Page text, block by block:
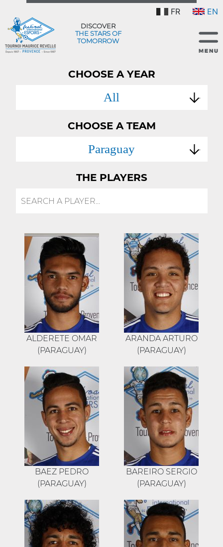
FR EN
DISCOVER
THE STARS OF
TOMORROW
CHOOSE A YEAR
All
CHOOSE A TEAM
Paraguay
THE PLAYERS
ALDERETE OMAR
(PARAGUAY)
ARANDA ARTURO
(PARAGUAY)
BAEZ PEDRO
(PARAGUAY)
BAREIRO SERGIO
(PARAGUAY)